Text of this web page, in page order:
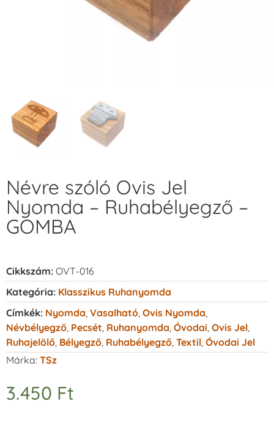
Névre szóló Ovis Jel
Nyomda – Ruhabélyegző –
GOMBA
Cikkszám: OVT-016
Kategória: Klasszikus Ruhanyomda
Címkék: Nyomda Vasalható Ovis Nyomda
Névbélyegző Pecsét Ruhanyomda Óvodai Ovis Jel
Ruhajelölő Bélyegző Ruhabélyegző Textil Óvodai Jel
Márka: TSz
3.450 Ft